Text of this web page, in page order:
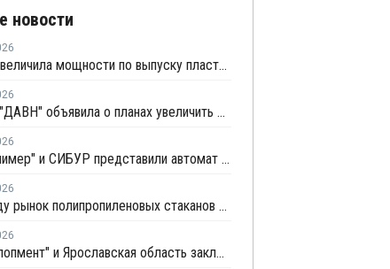
новости
"Силтэк" увеличила мощности по выпуску пластиковых бирок для животных
Компания "ДАВН" объявила о планах увеличить долю своей полимерной продукции в России
"Георг полимер" и СИБУР представили автомат по сбору ПП-тары для переработки
В 2026 году рынок полипропиленовых стаканов в России вырастет на 20–22%
"ДБ Девелопмент" и Ярославская область заключили соглашение по проекту завода полипропилена